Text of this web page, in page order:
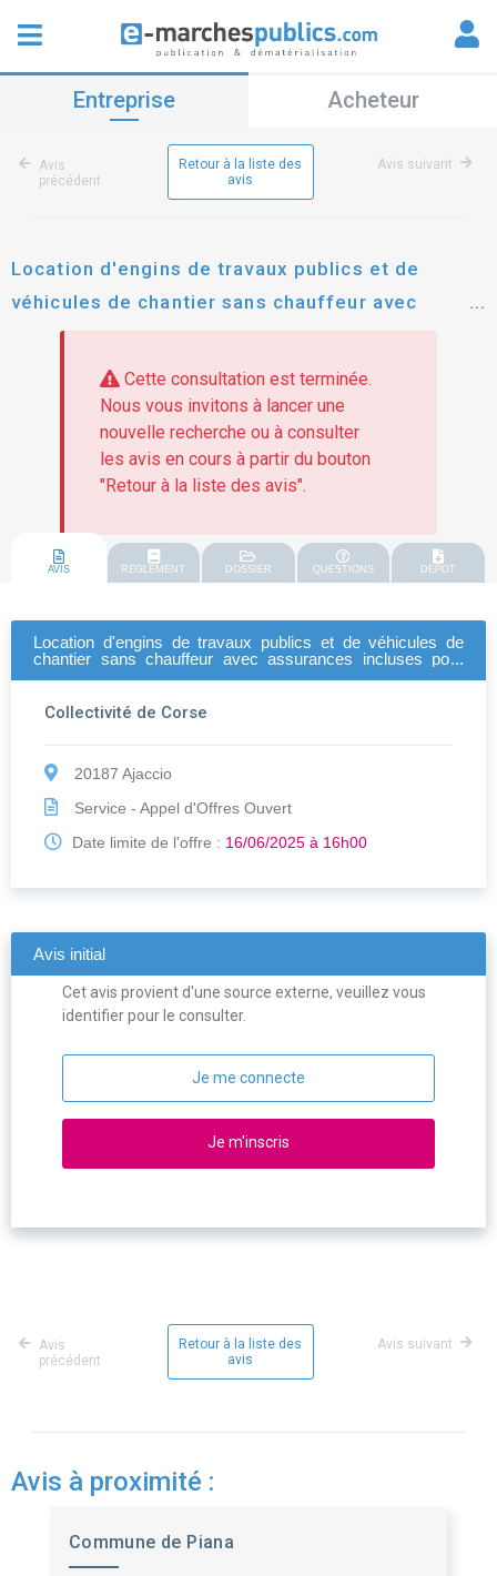
Entreprise Acheteur
Avis
précédent
Retour à la liste des
avis
Avis suivant
Location d'engins de travaux publics et de
véhicules de chantier sans chauffeur avec
assurances incluses pour l'entretien du réseau
hydroagricole marana-casinca du service des
interventions opérationnelles de la collectivité
Cette consultation est terminée.
Nous vous invitons à lancer une
nouvelle recherche ou à consulter
les avis en cours à partir du bouton
"Retour à la liste des avis".
AVIS REGLEMENT DOSSIER QUESTIONS DEPOT
Location d'engins de travaux publics et de véhicules de
chantier sans chauffeur avec assurances incluses pour
de corse
Collectivité de Corse
20187 Ajaccio
Service - Appel d'Offres Ouvert
Date limite de l'offre : 16/06/2025 à 16h00
Avis initial
Cet avis provient d'une source externe, veuillez vous
identifier pour le consulter.
Je me connecte
Je m'inscris
Avis
précédent
Retour à la liste des
avis
Avis suivant
Avis à proximité :
Commune de Piana